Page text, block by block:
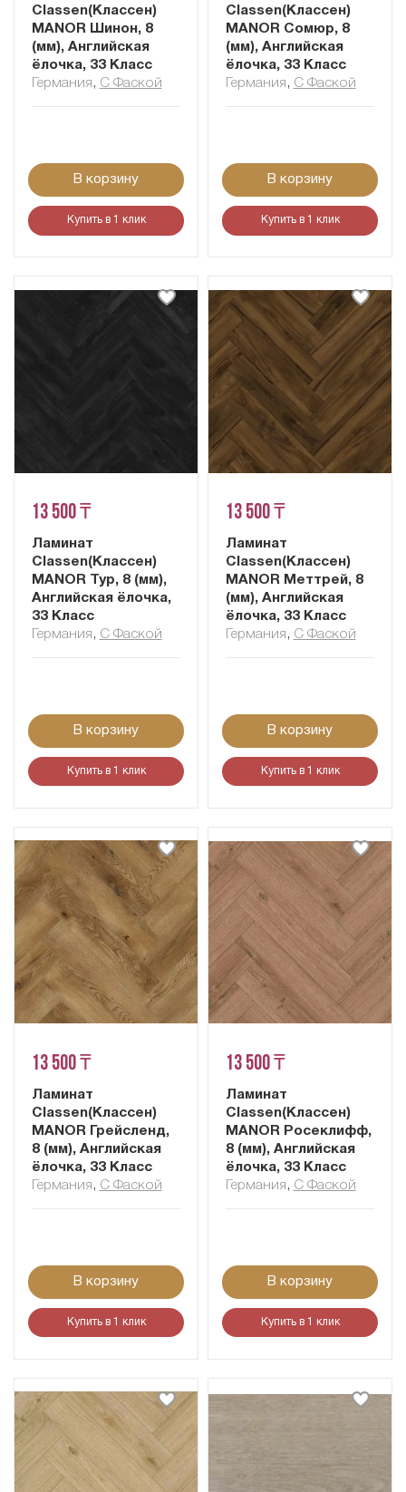
Classen(Классен)
MANOR Шинон, 8
(мм), Английская
ёлочка, 33 Класс
Германия , С Фаской
В корзину
Купить в 1 клик
Classen(Классен)
MANOR Сомюр, 8
(мм), Английская
ёлочка, 33 Класс
Германия , С Фаской
В корзину
Купить в 1 клик
13 500 ₸
Ламинат
Classen(Классен)
MANOR Тур, 8 (мм),
Английская ёлочка,
33 Класс
Германия , С Фаской
В корзину
Купить в 1 клик
13 500 ₸
Ламинат
Classen(Классен)
MANOR Меттрей, 8
(мм), Английская
ёлочка, 33 Класс
Германия , С Фаской
В корзину
Купить в 1 клик
13 500 ₸
Ламинат
Classen(Классен)
MANOR Грейсленд,
8 (мм), Английская
ёлочка, 33 Класс
Германия , С Фаской
В корзину
Купить в 1 клик
13 500 ₸
Ламинат
Classen(Классен)
MANOR Росеклифф,
8 (мм), Английская
ёлочка, 33 Класс
Германия , С Фаской
В корзину
Купить в 1 клик